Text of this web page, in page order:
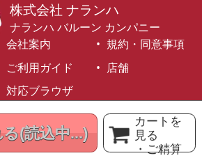
(読込中...)
カートを
見る
・ご精算
株式会社 ナランハ
ナランハ バルーン カンパニー
会社案内
規約・同意事項
ご利用ガイド
店舗
対応ブラウザ
Inc. All Rights Reserved.